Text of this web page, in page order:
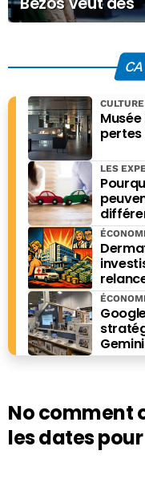
datacenters
pertes
CULTURE
LES
Gemini
No comment
les dates pour